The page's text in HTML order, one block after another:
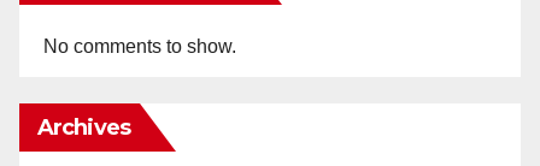
No comments to show.
Archives